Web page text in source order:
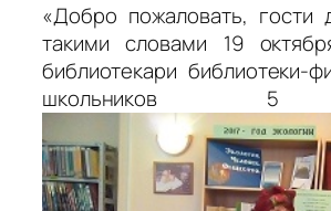
«Добро пожаловать, гости
такими словами 19
библиотекари библиотеки-
школьников 5